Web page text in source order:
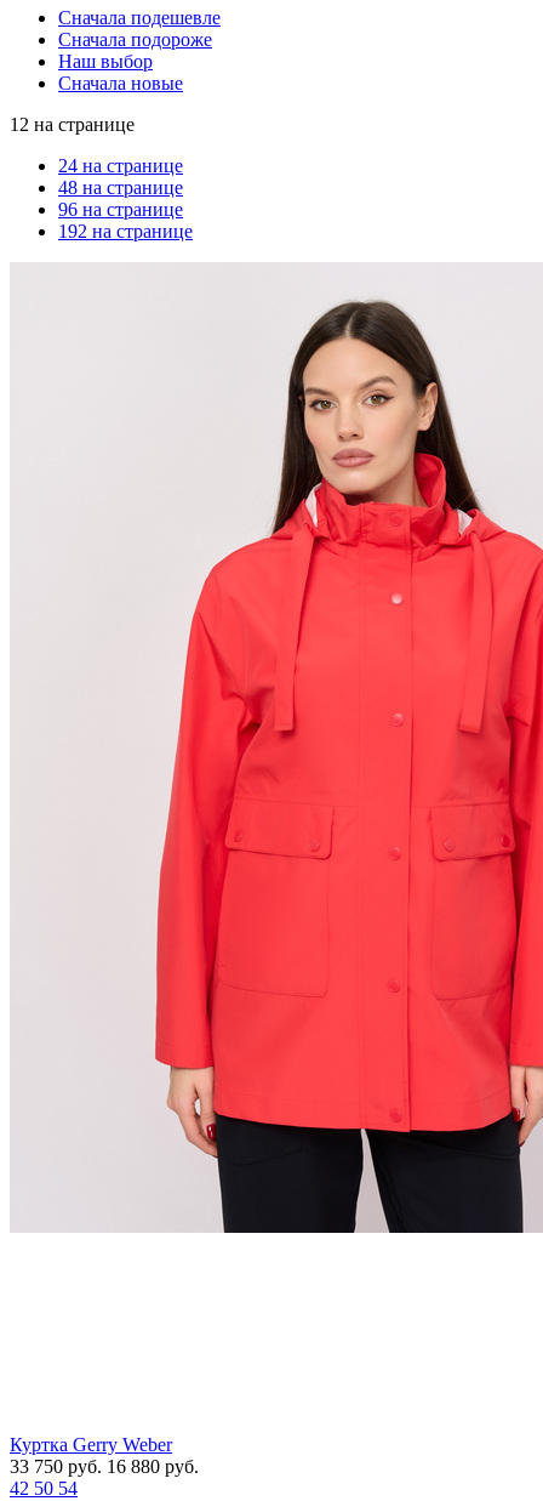
Сначала подешевле
Сначала подороже
Наш выбор
Сначала новые
12 на странице
24 на странице
48 на странице
96 на странице
192 на странице
Куртка Gerry Weber
33 750 руб. 16 880 руб.
42 50 54